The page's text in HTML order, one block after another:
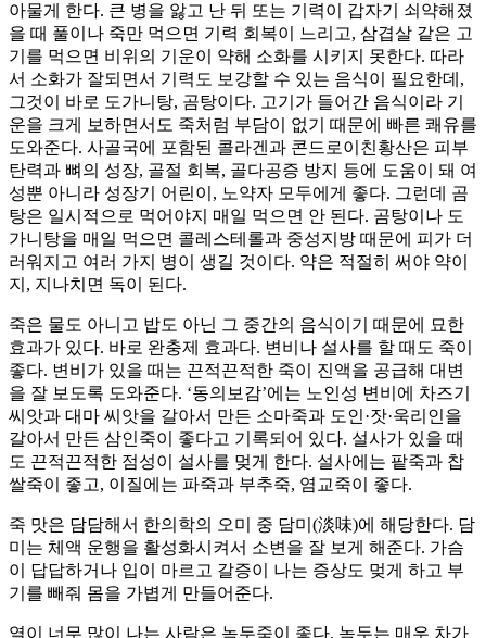
아물게 한다. 큰 병을 앓고 난 뒤 또는 기력이 갑자기 쇠약해졌
을 때 풀이나 죽만 먹으면 기력 회복이 느리고, 삼겹살 같은 고
기를 먹으면 비위의 기운이 약해 소화를 시키지 못한다. 따라
서 소화가 잘되면서 기력도 보강할 수 있는 음식이 필요한데,
그것이 바로 도가니탕, 곰탕이다. 고기가 들어간 음식이라 기
운을 크게 보하면서도 죽처럼 부담이 없기 때문에 빠른 쾌유를
도와준다. 사골국에 포함된 콜라겐과 콘드로이친황산은 피부
탄력과 뼈의 성장, 골절 회복, 골다공증 방지 등에 도움이 돼 여
성뿐 아니라 성장기 어린이, 노약자 모두에게 좋다. 그런데 곰
탕은 일시적으로 먹어야지 매일 먹으면 안 된다. 곰탕이나 도
가니탕을 매일 먹으면 콜레스테롤과 중성지방 때문에 피가 더
러워지고 여러 가지 병이 생길 것이다. 약은 적절히 써야 약이
지, 지나치면 독이 된다.
죽은 물도 아니고 밥도 아닌 그 중간의 음식이기 때문에 묘한
효과가 있다. 바로 완충제 효과다. 변비나 설사를 할 때도 죽이
좋다. 변비가 있을 때는 끈적끈적한 죽이 진액을 공급해 대변
을 잘 보도록 도와준다. ‘동의보감’에는 노인성 변비에 차즈기
씨앗과 대마 씨앗을 갈아서 만든 소마죽과 도인·잣·욱리인을
갈아서 만든 삼인죽이 좋다고 기록되어 있다. 설사가 있을 때
도 끈적끈적한 점성이 설사를 멎게 한다. 설사에는 팥죽과 찹
쌀죽이 좋고, 이질에는 파죽과 부추죽, 염교죽이 좋다.
죽 맛은 담담해서 한의학의 오미 중 담미(淡味)에 해당한다. 담
미는 체액 운행을 활성화시켜서 소변을 잘 보게 해준다. 가슴
이 답답하거나 입이 마르고 갈증이 나는 증상도 멎게 하고 부
기를 빼줘 몸을 가볍게 만들어준다.
열이 너무 많이 나는 사람은 녹두죽이 좋다. 녹두는 매우 차가